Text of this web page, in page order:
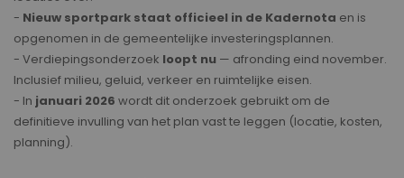
- Nieuw sportpark staat officieel in de Kadernota en is
opgenomen in de gemeentelijke investeringsplannen.
- Verdiepingsonderzoek loopt nu — afronding eind november.
Inclusief milieu, geluid, verkeer en ruimtelijke eisen.
- In januari 2026 wordt dit onderzoek gebruikt om de
definitieve invulling van het plan vast te leggen (locatie, kosten,
planning).